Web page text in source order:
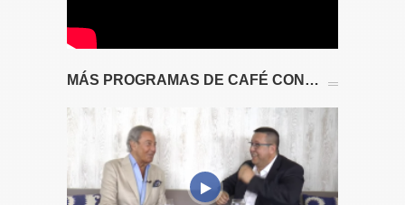
MÁS PROGRAMAS DE CAFÉ CON…